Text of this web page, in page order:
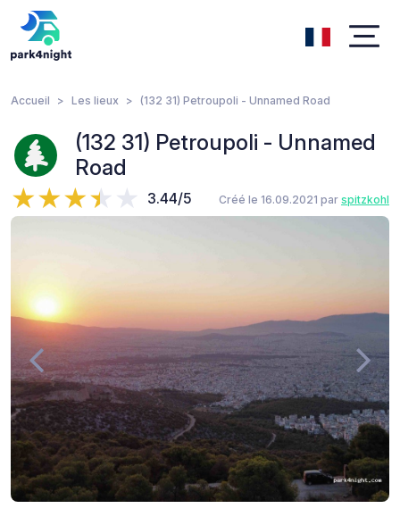
Accueil Les lieux (132 31) Petroupoli - Unnamed Road
(132 31) Petroupoli - Unnamed
Road
3.44/5 Créé le 16.09.2021 par spitzkohl